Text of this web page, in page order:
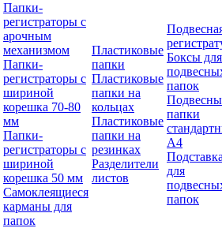
Папки-
регистраторы с
арочным
механизмом
Папки-
регистраторы с
шириной
корешка 70-80
мм
Папки-
регистраторы с
шириной
корешка 50 мм
Самоклеящиеся
карманы для
папок
Пластиковые
папки
Пластиковые
папки на
кольцах
Пластиковые
папки на
резинках
Разделители
листов
Боксы для
папок
папки
А4
для
папок